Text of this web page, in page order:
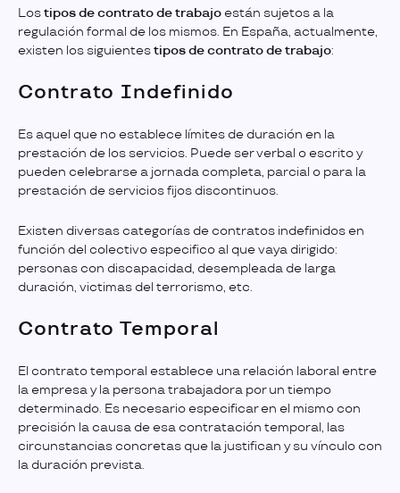
Lostipos de contrato de trabajo están sujetos a la
regulación formal de los mismos. En España, actualmente,
existen los siguientestipos de contrato de trabajo:
Contrato Indefinido
Es aquel que no establece límites de duración en la
prestación de los servicios. Puede ser verbal o escrito y
pueden celebrarse a jornada completa, parcial o para la
prestación de servicios fijos discontinuos.
Existen diversas categorías de contratos indefinidos en
función del colectivo especifico al que vaya dirigido:
personas con discapacidad, desempleada de larga
duración, victimas del terrorismo, etc.
Contrato Temporal
El contrato temporal establece una relación laboral entre
la empresa y la persona trabajadora por un tiempo
determinado. Es necesario especificar en el mismo con
precisión la causa de esa contratación temporal, las
circunstancias concretas que la justifican y su vínculo con
la duración prevista.